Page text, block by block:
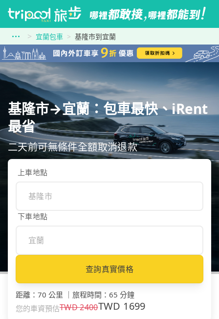
宜蘭包車 基隆市到宜蘭
基隆市→宜蘭：包車最快、iRent
最省
二天前可無條件全額取消退款
上車地點
下車地點
查詢真實價格
距離 ： 70 公里 旅程時間 ： 65 分鐘
您的車資預估TWD2400TWD 1699